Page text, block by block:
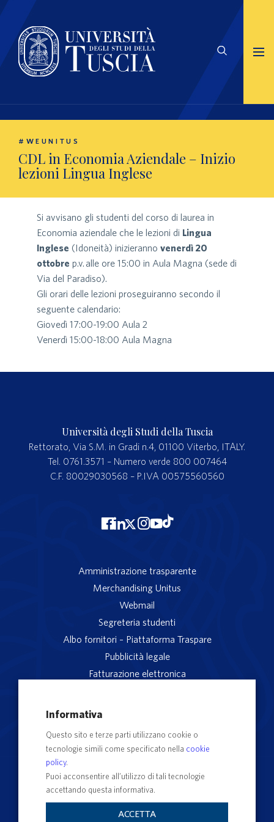
#WEUNITUS
CDL in Economia Aziendale – Inizio
lezioni Lingua Inglese
Si avvisano gli studenti del corso di laurea in
Economia aziendale che le lezioni di Lingua
Inglese (Idoneità) inizieranno venerdì 20
ottobre p.v. alle ore 15:00 in Aula Magna (sede di
Via del Paradiso).
Gli orari delle lezioni proseguiranno secondo il
seguente calendario:
Giovedì 17:00-19:00 Aula 2
Venerdì 15:00-18:00 Aula Magna
Università degli Studi della Tuscia
Rettorato, Via S.M. in Gradi n.4, 01100 Viterbo, ITALY.
Tel. 0761.3571 – Numero verde 800 007464
C.F. 80029030568 – P.IVA 00575560560
Amministrazione trasparente
Merchandising Unitus
Webmail
Segreteria studenti
Albo fornitori – Piattaforma Traspare
Pubblicità legale
Fatturazione elettronica
Servizio reclami
Sedi e Poli
Contatti e PEC
Albo Ufficiale di Ateneo
Informativa
Questo sito e terze parti utilizzano cookie o
tecnologie simili come specificato nella cookie
policy.
Puoi acconsentire all’utilizzo di tali tecnologie
accettando questa informativa.
ACCETTA